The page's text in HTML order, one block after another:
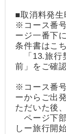
■取消料発生
※コース番
ージ一番下
条件書はこ
「13.旅行
前」をご確
※コース番
ーからご出
ただいた後
ページ下
しー旅行開